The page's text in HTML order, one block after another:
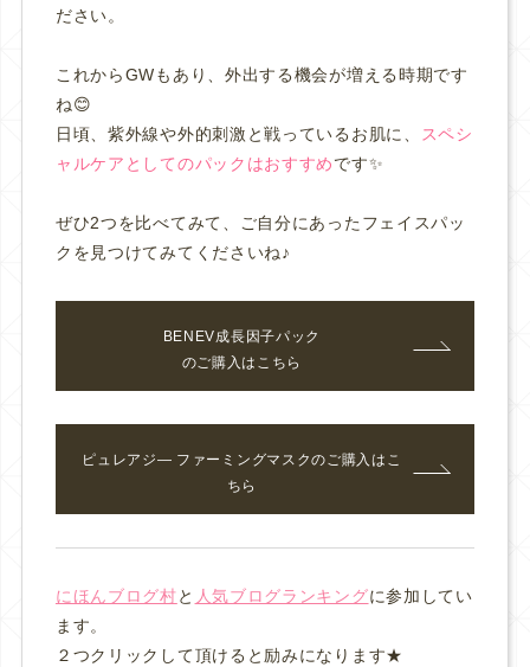
ださい。
これからGWもあり、外出する機会が増える時期です
ね😊
日頃、紫外線や外的刺激と戦っているお肌に、
スペシ
ャルケアとしてのパックはおすすめです✨
ぜひ2つを比べてみて、ご自分にあったフェイスパッ
クを見つけてみてくださいね♪
BENEV成長因子パック
のご購入はこちら
ピュレアジ― ファーミングマスクのご購入はこ
ちら
にほんブログ村と 人気ブログランキングに参加してい
ます。
２つクリックして頂けると励みになります★